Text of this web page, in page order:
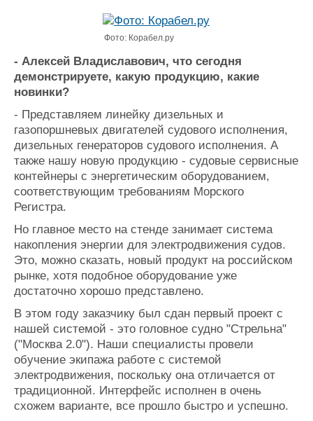
Фото: Корабел.ру
- Алексей Владиславович, что сегодня
демонстрируете, какую продукцию, какие
новинки?
- Представляем линейку дизельных и
газопоршневых двигателей судового исполнения,
дизельных генераторов судового исполнения. А
также нашу новую продукцию - судовые сервисные
контейнеры с энергетическим оборудованием,
соответствующим требованиям Морского
Регистра.
Но главное место на стенде занимает система
накопления энергии для электродвижения судов.
Это, можно сказать, новый продукт на российском
рынке, хотя подобное оборудование уже
достаточно хорошо представлено.
В этом году заказчику был сдан первый проект с
нашей системой - это головное судно "Стрельна"
("Москва 2.0"). Наши специалисты провели
обучение экипажа работе с системой
электродвижения, поскольку она отличается от
традиционной. Интерфейс исполнен в очень
схожем варианте, все прошло быстро и успешно.